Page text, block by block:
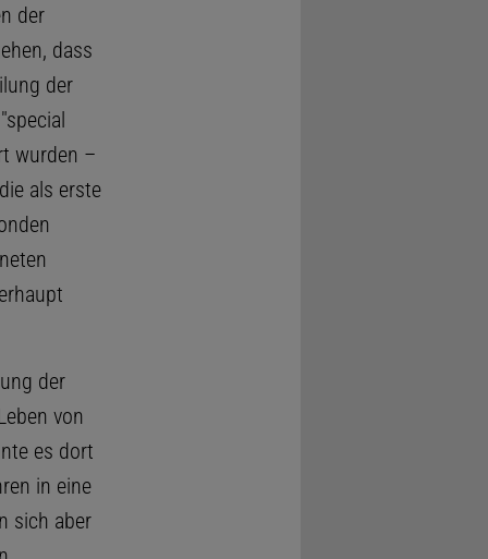
der
dass
der
wurden –
als erste
der
von
es dort
in eine
sich aber